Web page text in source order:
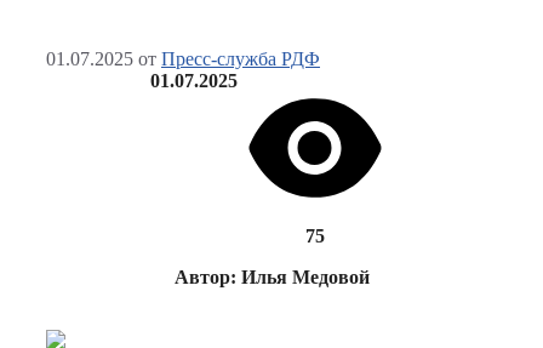
01.07.2025 от Пресс-служба РДФ
01.07.2025
75
Автор: Илья Медовой